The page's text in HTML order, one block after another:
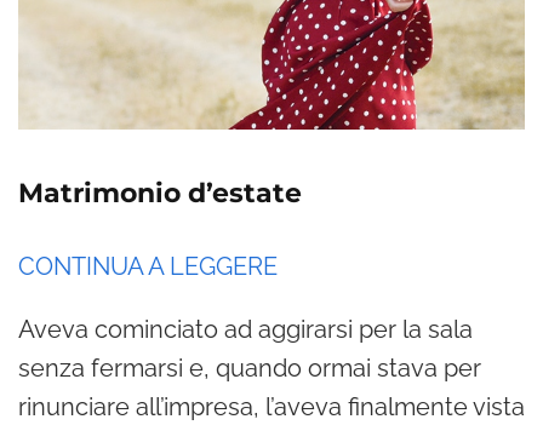
Matrimonio d’estate
CONTINUA A LEGGERE
Aveva cominciato ad aggirarsi per la sala
senza fermarsi e, quando ormai stava per
rinunciare all’impresa, l’aveva finalmente vista